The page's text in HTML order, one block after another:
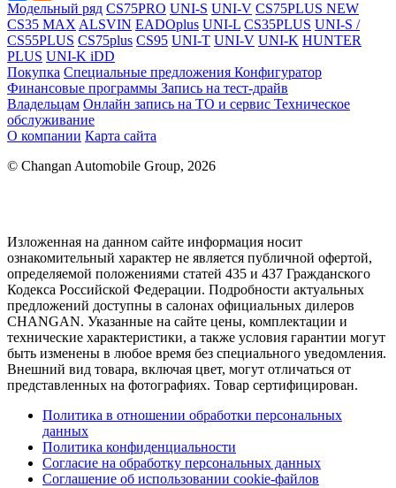
Модельный ряд CS75PRO UNI-S UNI-V CS75PLUS NEW
CS35 MAX ALSVIN EADOplus UNI-L CS35PLUS UNI-S /
CS55PLUS CS75plus CS95 UNI-T UNI-V UNI-K HUNTER
PLUS UNI-K iDD
Покупка Специальные предложения Конфигуратор
Финансовые программы Запись на тест-драйв
Владельцам Онлайн запись на ТО и сервис Техническое
обслуживание
О компании Карта сайта
© Changan Automobile Group, 2026
Изложенная на данном сайте информация носит
ознакомительный характер не является публичной офертой,
определяемой положениями статей 435 и 437 Гражданского
Кодекса Российской Федерации. Подробности актуальных
предложений доступны в салонах официальных дилеров
CHANGAN. Указанные на сайте цены, комплектации и
технические характеристики, а также условия гарантии могут
быть изменены в любое время без специального уведомления.
Внешний вид товара, включая цвет, могут отличаться от
представленных на фотографиях. Товар сертифицирован.
Политика в отношении обработки персональных
данных
Политика конфиденциальности
Согласие на обработку персональных данных
Соглашение об использовании cookie-файлов